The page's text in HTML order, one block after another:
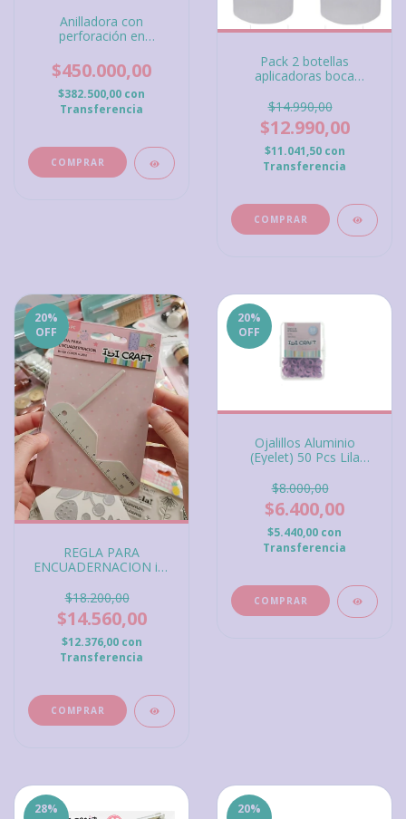
Anilladora con
perforación en
Memory Keepers
$450.000,00
$382.500,00 con
Transferencia
Pack 2 botellas
aplicadoras boca
$14.990,00
$12.990,00
$11.041,50 con
Transferencia
20%
OFF
REGLA PARA
ENCUADERNACION iBi
$18.200,00
$14.560,00
$12.376,00 con
Transferencia
20%
OFF
Ojalillos Aluminio
(Eyelet) 50 Pcs Lila
$8.000,00
$6.400,00
$5.440,00 con
Transferencia
28%
20%